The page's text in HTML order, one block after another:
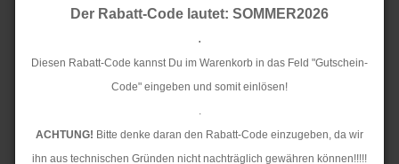
Der Rabatt-Code lautet: SOMMER2026
.
Diesen Rabatt-Code kannst Du im Warenkorb in das Feld "Gutschein-
Code" eingeben und somit einlösen!
.
ACHTUNG! Bitte denke daran den Rabatt-Code einzugeben, da wir
ihn aus technischen Gründen nicht nachträglich gewähren können!!!!!